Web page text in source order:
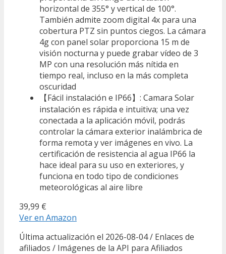
horizontal de 355° y vertical de 100°.
También admite zoom digital 4x para una
cobertura PTZ sin puntos ciegos. La cámara
4g con panel solar proporciona 15 m de
visión nocturna y puede grabar vídeo de 3
MP con una resolución más nítida en
tiempo real, incluso en la más completa
oscuridad
【Fácil instalación e IP66】: Camara Solar
instalación es rápida e intuitiva; una vez
conectada a la aplicación móvil, podrás
controlar la cámara exterior inalámbrica de
forma remota y ver imágenes en vivo. La
certificación de resistencia al agua IP66 la
hace ideal para su uso en exteriores, y
funciona en todo tipo de condiciones
meteorológicas al aire libre
39,99 €
Ver en Amazon
Última actualización el 2026-08-04 / Enlaces de
afiliados / Imágenes de la API para Afiliados